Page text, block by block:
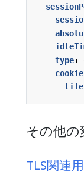
type:
その他の
TLS関連